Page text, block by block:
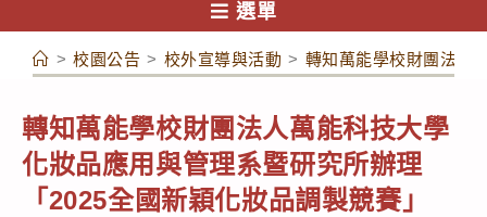
容
選單
> 校園公告 > 校外宣導與活動 > 轉知萬能學校財團法人
轉知萬能學校財團法人萬能科技大學
化妝品應用與管理系暨研究所辦理
「2025全國新穎化妝品調製競賽」